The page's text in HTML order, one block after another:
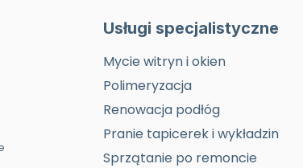
Usługi specjalistyczne
Mycie witryn i okien
Polimeryzacja
Renowacja podłóg
Pranie tapicerek i wykładzin
Sprzątanie po remoncie